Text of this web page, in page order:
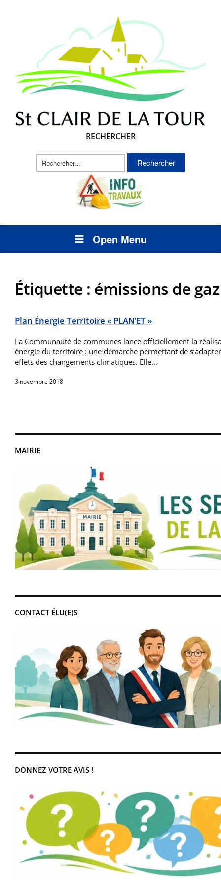
RECHERCHER
Rechercher :
Open Menu
MAIRIE
CONTACT ÉLU(E)S
DONNEZ VOTRE AVIS !
Étiquette : émissions de gaz
Plan Énergie Territoire « PLAN’ET »
La Communauté de communes lance officiellement la
énergie du territoire : une démarche permettant de
effets des changements climatiques. Elle…
3 novembre 2018